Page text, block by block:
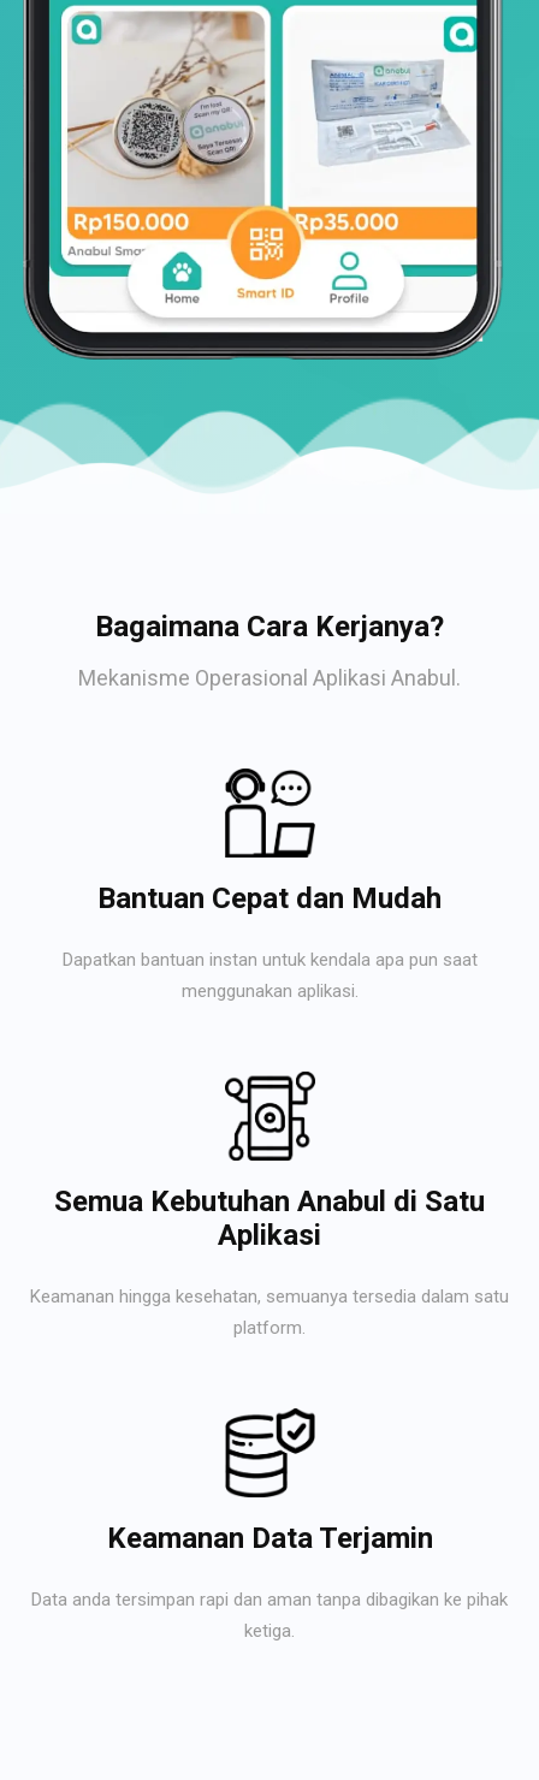
Bagaimana Cara Kerjanya?
Mekanisme Operasional Aplikasi Anabul.
Bantuan Cepat dan Mudah
Dapatkan bantuan instan untuk kendala apa pun saat
menggunakan aplikasi.
Semua Kebutuhan Anabul di Satu
Aplikasi
Keamanan hingga kesehatan, semuanya tersedia dalam satu
platform.
Keamanan Data Terjamin
Data anda tersimpan rapi dan aman tanpa dibagikan ke pihak
ketiga.